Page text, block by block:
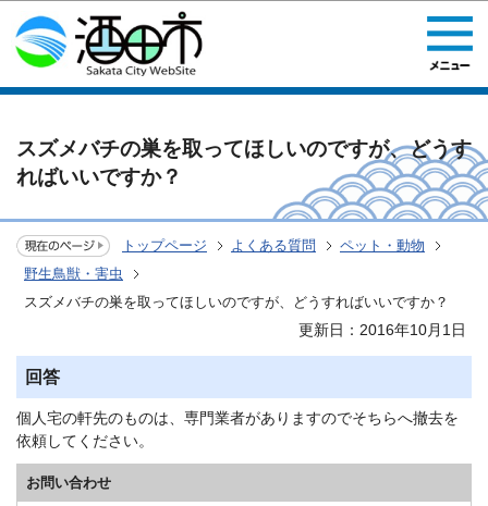
このページの本文へ移動
スズメバチの巣を取ってほしいのですが、どうす
ればいいですか？
トップページ よくある質問
ペット・動物
野生鳥獣・害虫
スズメバチの巣を取ってほしいのですが、どうすればいいですか？
更新日：2016年10月1日
回答
個人宅の軒先のものは、専門業者がありますのでそちらへ撤去を
依頼してください。
お問い合わせ